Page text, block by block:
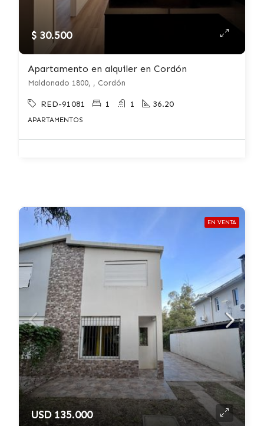
$ 30.500
Apartamento en alquiler en Cordón
Maldonado 1800, , Cordón
RED-91081 1 1 36.20
APARTAMENTOS
EN VENTA
USD 135.000